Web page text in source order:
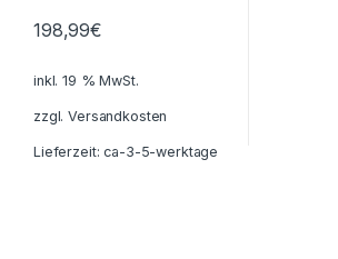
198,99€
inkl. 19 % MwSt.
zzgl.Versandkosten
Lieferzeit:ca-3-5-werktage